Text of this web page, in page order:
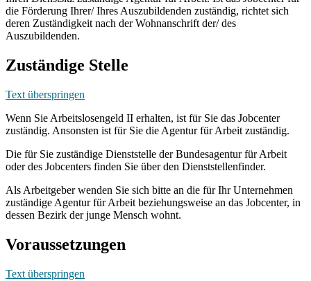
die Förderung Ihrer/ Ihres Auszubildenden zuständig, richtet sich
deren Zuständigkeit nach der Wohnanschrift der/ des
Auszubildenden.
Zuständige Stelle
Text überspringen
Wenn Sie Arbeitslosengeld II erhalten, ist für Sie das Jobcenter
zuständig. Ansonsten ist für Sie die Agentur für Arbeit zuständig.
Die für Sie zuständige Dienststelle der Bundesagentur für Arbeit
oder des Jobcenters finden Sie über den Dienststellenfinder.
Als Arbeitgeber wenden Sie sich bitte an die für Ihr Unternehmen
zuständige Agentur für Arbeit beziehungsweise an das Jobcenter, in
dessen Bezirk der junge Mensch wohnt.
Voraussetzungen
Text überspringen